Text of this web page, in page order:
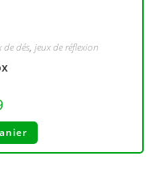
de dés, jeux de réflexion